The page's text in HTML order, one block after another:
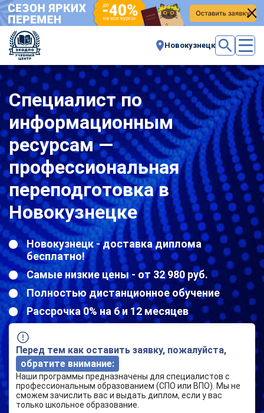
Новокузнецк
Специалист по
информационным
ресурсам —
профессиональная
переподготовка в
Новокузнецке
Новокузнецк - доставка диплома
бесплатно!
Самые низкие цены - от 32 980 руб.
Полностью дистанционное обучение
Рассрочка 0% на 6 и 12 месяцев
Перед тем как оставить заявку, пожалуйста,
обратите внимание:
Наши программы предназначены для специалистов с
профессиональным образованием (СПО или ВПО). Мы не
сможем зачислить вас и выдать диплом, если у вас
только школьное образование.